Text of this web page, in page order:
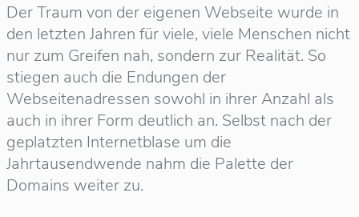
Der Traum von der eigenen Webseite wurde in
den letzten Jahren für viele, viele Menschen nicht
nur zum Greifen nah, sondern zur Realität. So
stiegen auch die Endungen der
Webseitenadressen sowohl in ihrer Anzahl als
auch in ihrer Form deutlich an. Selbst nach der
geplatzten Internetblase um die
Jahrtausendwende nahm die Palette der
Domains weiter zu.